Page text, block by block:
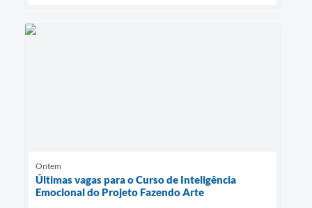
Ontem
Últimas vagas para o Curso de Inteligência
Emocional do Projeto Fazendo Arte